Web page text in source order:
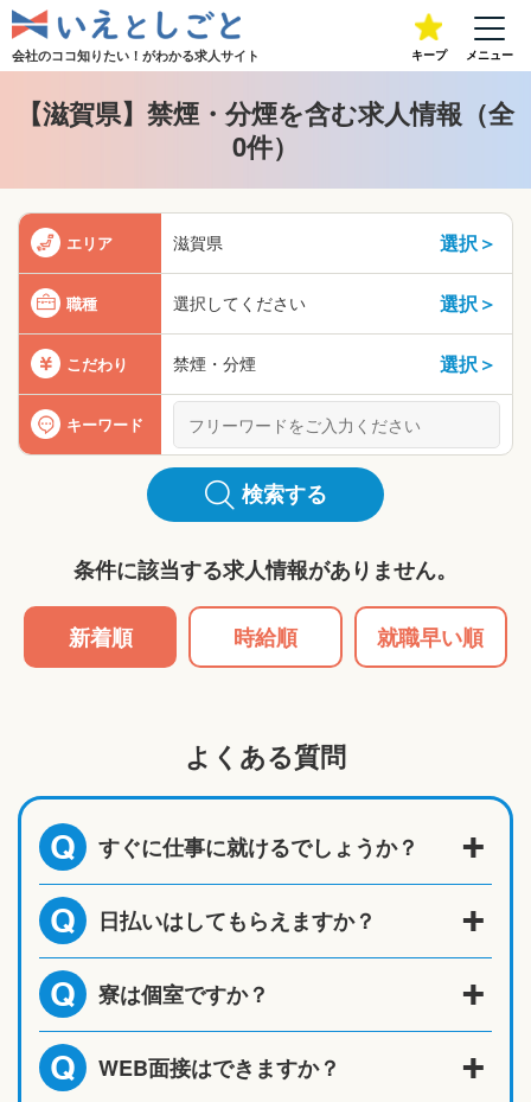
会社のココ知りたい！がわかる求人サイト キープ メニュー
【滋賀県】禁煙・分煙を含む求人情報（全
0件）
エリア 滋賀県 選択＞
職種 選択してください 選択＞
こだわり 禁煙・分煙 選択＞
キーワード
検索する
条件に該当する求人情報がありません。
新着順 時給順 就職早い順
よくある質問
Q すぐに仕事に就けるでしょうか？
Q 日払いはしてもらえますか？
Q 寮は個室ですか？
Q WEB面接はできますか？